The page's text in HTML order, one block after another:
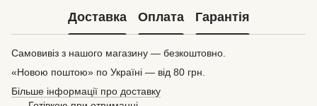
Доставка Оплата Гарантія
Самовивіз з нашого магазину — безкоштовно.
«Новою поштою» по Україні — від 80 грн.
Більше інформації про доставку